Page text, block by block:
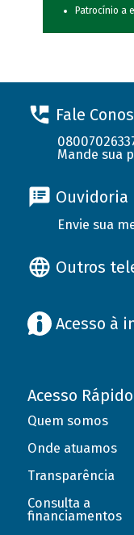
Patrocínio a
Fale
Mande sua
Ouvidoria
Envie sua
Outros
Acesso à
Acesso Rápido
Quem somos
Onde atuamos
Transparência
Consulta a
financiamentos